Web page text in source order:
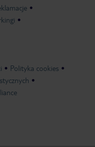
Polityka cookies